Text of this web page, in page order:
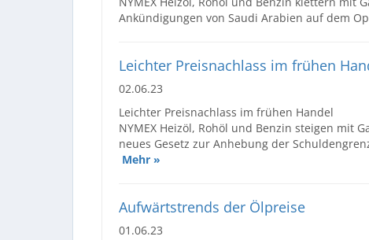
Ankündigungen von Saudi Arabien auf dem
Leichter Preisnachlass im frühen
02.06.23
Leichter Preisnachlass im frühen Handel
NYMEX Heizöl, Rohöl und Benzin steigen mit
neues Gesetz zur Anhebung der
Mehr »
Aufwärtstrends der Ölpreise
01.06.23